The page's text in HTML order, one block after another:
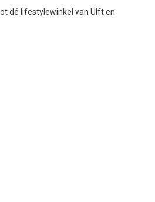
dé lifestylewinkel van Ulft en